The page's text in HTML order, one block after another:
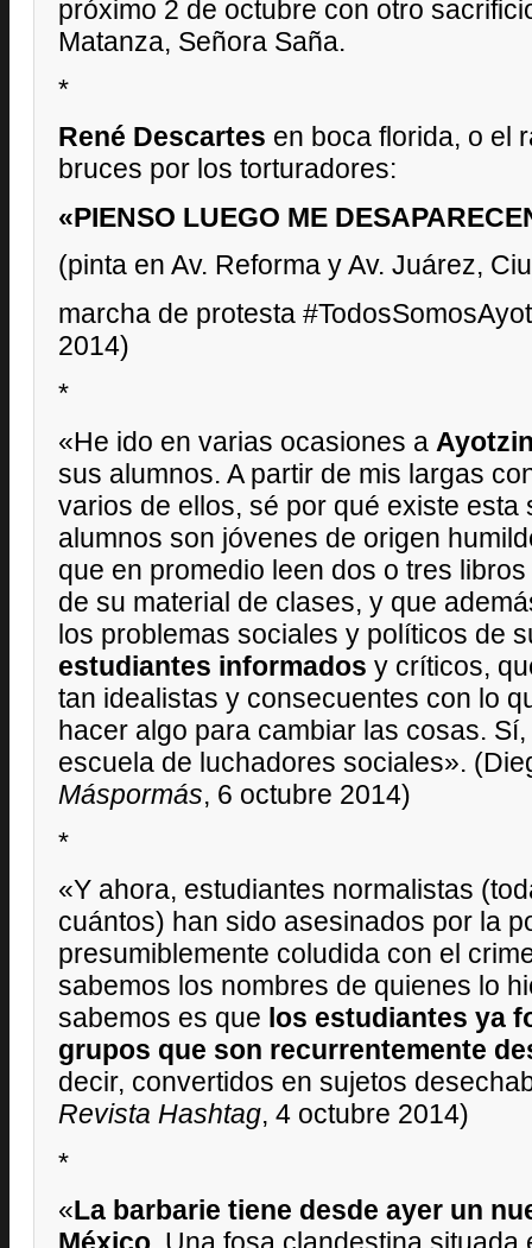
próximo 2 de octubre con otro
Matanza, Señora Saña.
*
René Descartes en boca florida, o el
bruces por los torturadores:
«PIENSO LUEGO ME
(pinta en Av. Reforma y Av. Juárez,
marcha de protesta
2014)
*
«He ido en varias ocasiones a
sus alumnos. A partir de mis largas
varios de ellos, sé por qué existe esta
alumnos son jóvenes de origen
que en promedio leen dos o tres
de su material de clases, y que
los problemas sociales y políticos de
estudiantes informados y críticos,
tan idealistas y consecuentes con lo
hacer algo para cambiar las cosas.
escuela de luchadores sociales».
Máspormás, 6 octubre 2014)
*
«Y ahora, estudiantes normalistas
cuántos) han sido asesinados por la
presumiblemente coludida con el
sabemos los nombres de quienes lo
sabemos es que los estudiantes ya
grupos que son recurrentemente
decir, convertidos en sujetos
Revista Hashtag, 4 octubre 2014)
*
«La barbarie tiene desde ayer un